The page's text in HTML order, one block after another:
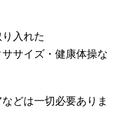
入れた
サイズ・健康体操な
どは一切必要ありま